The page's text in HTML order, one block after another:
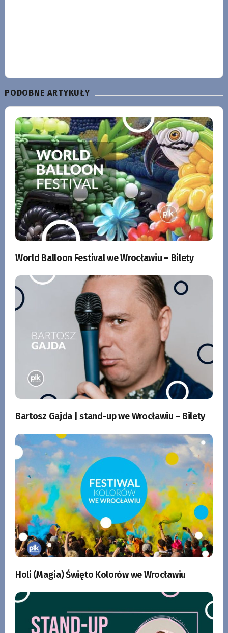
PODOBNE ARTYKUŁY
World Balloon Festival we Wrocławiu – Bilety
Bartosz Gajda | stand-up we Wrocławiu – Bilety
Holi (Magia) Święto Kolorów we Wrocławiu